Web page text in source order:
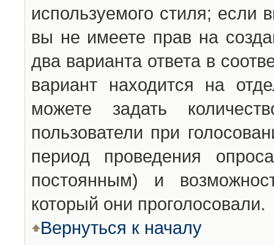
используемого стиля; если
вы не имеете прав на
два варианта ответа в
вариант находится на
можете задать
пользователи при
период проведения
постоянным) и
который они проголосовали.
Вернуться к началу